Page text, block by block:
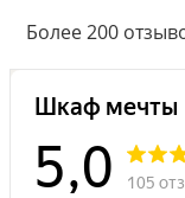
Более 200